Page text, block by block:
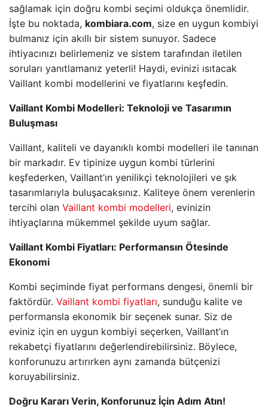
sağlamak için doğru kombi seçimi oldukça önemlidir.
İşte bu noktada, kombiara.com, size en uygun kombiyi
bulmanız için akıllı bir sistem sunuyor. Sadece
ihtiyacınızı belirlemeniz ve sistem tarafından iletilen
soruları yanıtlamanız yeterli! Haydi, evinizi ısıtacak
Vaillant kombi modellerini ve fiyatlarını keşfedin.
Vaillant Kombi Modelleri: Teknoloji ve Tasarımın
Buluşması
Vaillant, kaliteli ve dayanıklı kombi modelleri ile tanınan
bir markadır. Ev tipinize uygun kombi türlerini
keşfederken, Vaillant’ın yenilikçi teknolojileri ve şık
tasarımlarıyla buluşacaksınız. Kaliteye önem verenlerin
tercihi olan Vaillant kombi modelleri, evinizin
ihtiyaçlarına mükemmel şekilde uyum sağlar.
Vaillant Kombi Fiyatları: Performansın Ötesinde
Ekonomi
Kombi seçiminde fiyat performans dengesi, önemli bir
faktördür. Vaillant kombi fiyatları, sunduğu kalite ve
performansla ekonomik bir seçenek sunar. Siz de
eviniz için en uygun kombiyi seçerken, Vaillant’ın
rekabetçi fiyatlarını değerlendirebilirsiniz. Böylece,
konforunuzu artırırken aynı zamanda bütçenizi
koruyabilirsiniz.
Doğru Kararı Verin, Konforunuz İçin Adım Atın!